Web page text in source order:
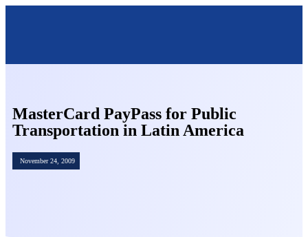
MasterCard PayPass for Public
Transportation in Latin America
November 24, 2009